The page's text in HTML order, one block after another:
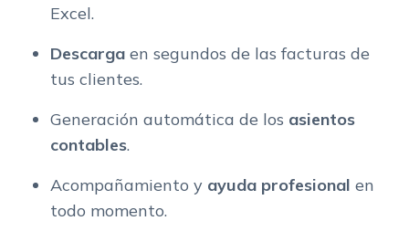
Excel.
Descarga en segundos de las facturas de
tus clientes.
Generación automática de los asientos
contables.
Acompañamiento y ayuda profesional en
todo momento.